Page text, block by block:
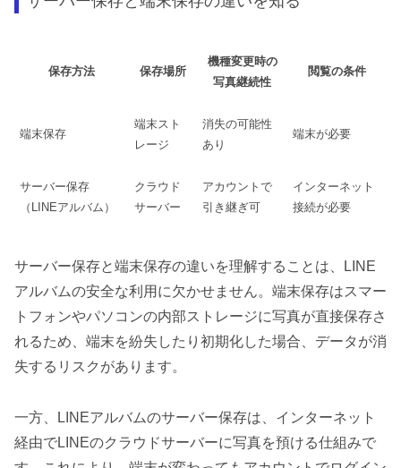
保存方法 保存場所
機種変更時の
写真継続性
閲覧の条件
端末保存
端末スト
レージ
消失の可能性
あり
端末が必要
サーバー保存
（LINEアルバム）
クラウド
サーバー
アカウントで
引き継ぎ可
インターネット
接続が必要
サーバー保存と端末保存の違いを理解することは、LINE
アルバムの安全な利用に欠かせません。端末保存はスマー
トフォンやパソコンの内部ストレージに写真が直接保存さ
れるため、端末を紛失したり初期化した場合、データが消
失するリスクがあります。
一方、LINEアルバムのサーバー保存は、インターネット
経由でLINEのクラウドサーバーに写真を預ける仕組みで